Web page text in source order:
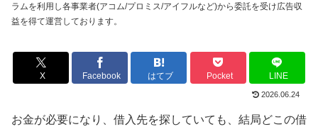
ラムを利用し各事業者(アコム/プロミス/アイフルなど)から委託を受け広告収
益を得て運営しております。
X Facebook はてブ Pocket LINE
2026.06.24
お金が必要になり、借入先を探していても、結局どこの借